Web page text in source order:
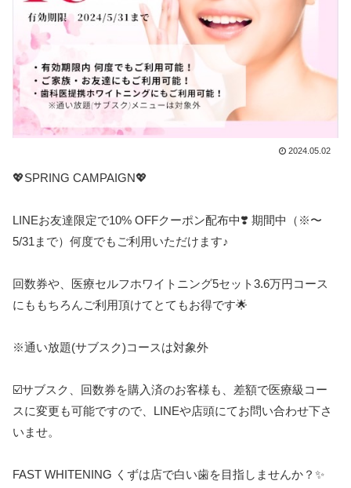
2024.05.02
💖SPRING CAMPAIGN💖
LINEお友達限定で10% OFFクーポン配布中❣️ 期間中（※〜
5/31まで）何度でもご利用いただけます♪
回数券や、医療セルフホワイトニング5セット3.6万円コース
にももちろんご利用頂けてとてもお得です🌟
※通い放題(サブスク)コースは対象外
☑️サブスク、回数券を購入済のお客様も、差額で医療級コー
スに変更も可能ですので、LINEや店頭にてお問い合わせ下さ
いませ。
FAST WHITENING くずは店で白い歯を目指しませんか？✨